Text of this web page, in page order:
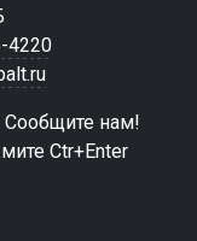
4220
нам!
Ctr+Enter